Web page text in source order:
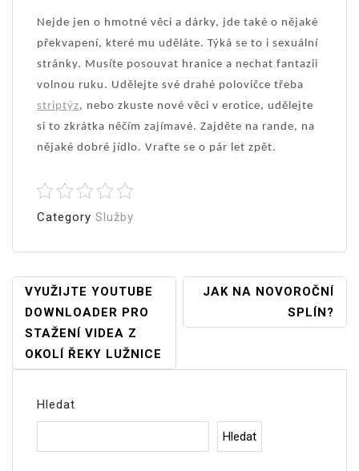
Nejde jen o hmotné věci a dárky, jde také o nějaké
překvapení, které mu uděláte. Týká se to i sexuální
stránky. Musíte posouvat hranice a nechat fantazii
volnou ruku. Udělejte své drahé polovičce třeba
striptýz, nebo zkuste nové věci v erotice, udělejte
si to zkrátka něčím zajímavé. Zajděte na rande, na
nějaké dobré jídlo. Vraťte se o pár let zpět.
Category Služby
Navigace
Pro
Příspěvek
VYUŽIJTE YOUTUBE
DOWNLOADER PRO
STAŽENÍ VIDEA Z
OKOLÍ ŘEKY LUŽNICE
JAK NA NOVOROČNÍ
SPLÍN?
Hledat
Hledat